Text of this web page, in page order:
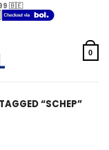
🇧🇪
0
“SCHEP”